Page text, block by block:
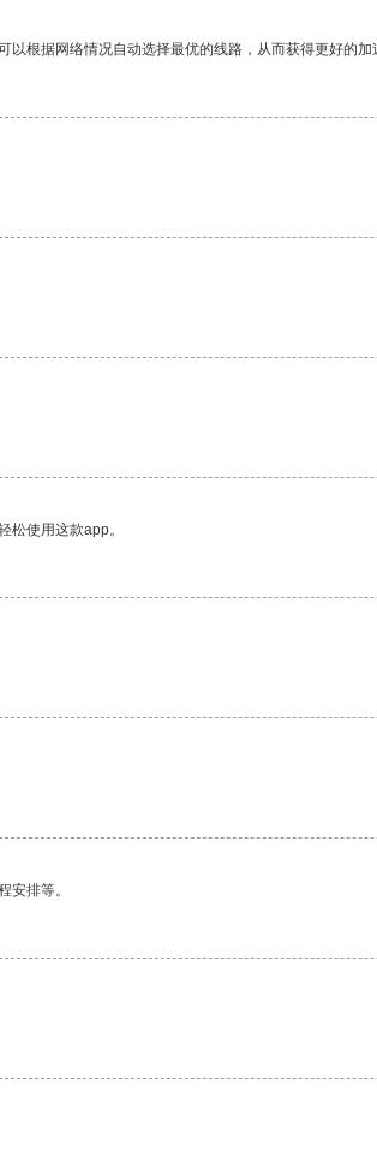
根据网络情况自动选择最优的线路，从而获得更好的加
松使用这款app。
安排等。